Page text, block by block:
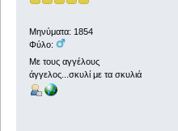
Μηνύματα: 1854
Φύλο:
Με τους αγγέλους
άγγελος...σκυλί με τα σκυλιά